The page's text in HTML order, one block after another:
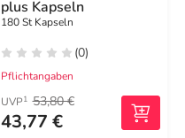
plus Kapseln
180 St Kapseln
(0)
Pflichtangaben
UVP1 53,80 €
43,77 €